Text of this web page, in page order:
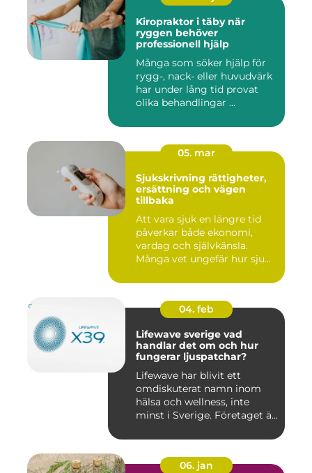
Kiropraktor i täby när
ryggen behöver
professionell hjälp
Många som söker hjälp för
rygg-, nack- eller huvudvärk
har under lång tid provat
olika behandlingar ...
05. mar
Sjukskrivning rättigheter,
ersättning och vägen
tillbaka
Att vara sjuk en längre tid
påverkar både ekonomi,
vardag och självkänsla.
Många vet ungefär hur sju...
04. feb
Lifewave sverige vad
handlar det om och hur
fungerar ljuspatchar?
Lifewave har blivit ett
omdiskuterat namn inom
hälsa och wellness, inte
minst i Sverige. Företaget ä...
06. jan